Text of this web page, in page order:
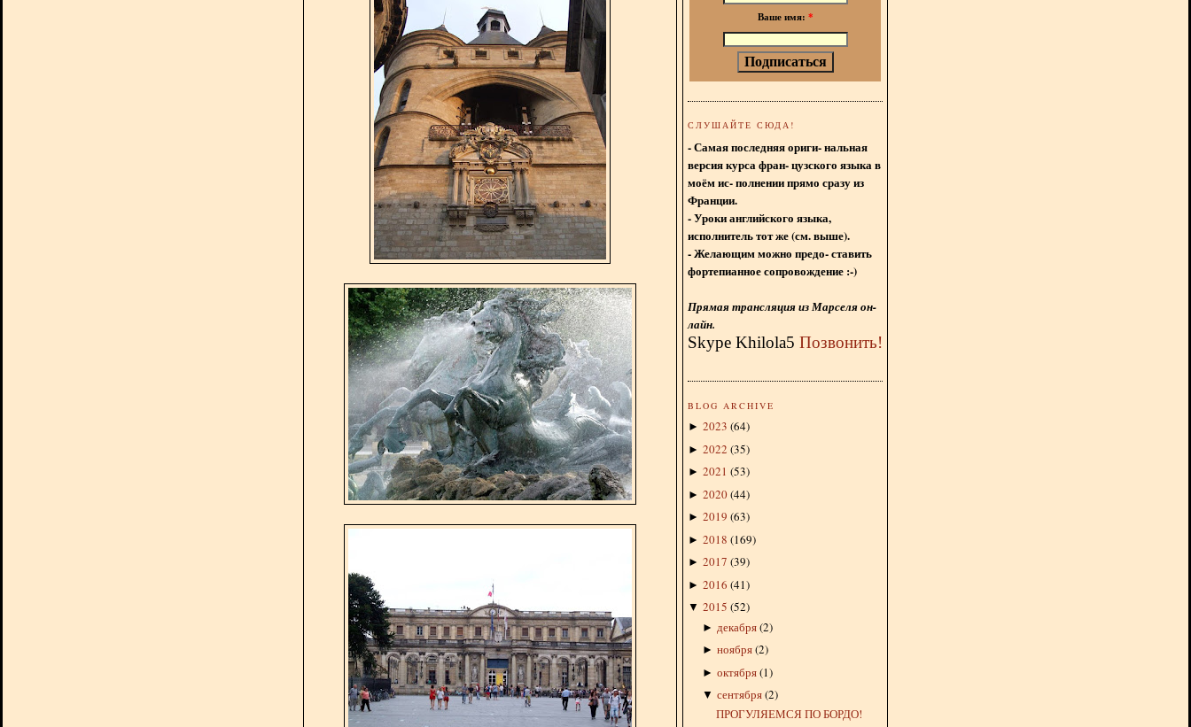
Ваше имя: *
СЛУШАЙТЕ СЮДА!
- Самая последняя ориги- нальная
версия курса фран- цузского языка в
моём ис- полнении прямо сразу из
Франции.
- Уроки английского языка,
исполнитель тот же (см. выше).
- Желающим можно предо- ставить
фортепианное сопровождение :-)
Прямая трансляция из Марселя он-
лайн.
Skype Khilola5 Позвонить!
BLOG ARCHIVE
► 2023 (64)
► 2022 (35)
► 2021 (53)
► 2020(44)
► 2019 (63)
► 2018 (169)
► 2017 (39)
► 2016 (41)
▼ 2015 (52)
► декабря(2)
► ноября(2)
► октября(1)
▼ сентября(2)
ПРОГУЛЯЕМСЯ ПО БОРДО!